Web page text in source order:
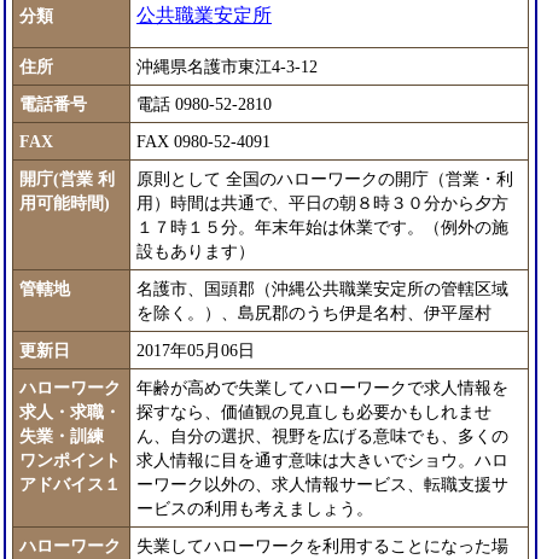
分類 公共職業安定所
住所
沖縄県名護市東江4-3-12
電話番号
電話 0980-52-2810
FAX
FAX 0980-52-4091
開庁(営業 利
用可能時間)
原則として 全国のハローワークの開庁（営業・利
用）時間は共通で、平日の朝８時３０分から夕方
１７時１５分。年末年始は休業です。（例外の施
設もあります）
管轄地
名護市、国頭郡（沖縄公共職業安定所の管轄区域
を除く。）、島尻郡のうち伊是名村、伊平屋村
更新日
2017年05月06日
ハローワーク
求人・求職・
失業・訓練
ワンポイント
アドバイス１
年齢が高めで失業してハローワークで求人情報を
探すなら、価値観の見直しも必要かもしれませ
ん、自分の選択、視野を広げる意味でも、多くの
求人情報に目を通す意味は大きいでショウ。ハロ
ーワーク以外の、求人情報サービス、転職支援サ
ービスの利用も考えましょう。
ハローワーク
失業してハローワークを利用することになった場